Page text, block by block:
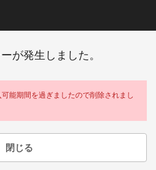
が発生しました。
能期間を過ぎましたので削除されまし
閉じる